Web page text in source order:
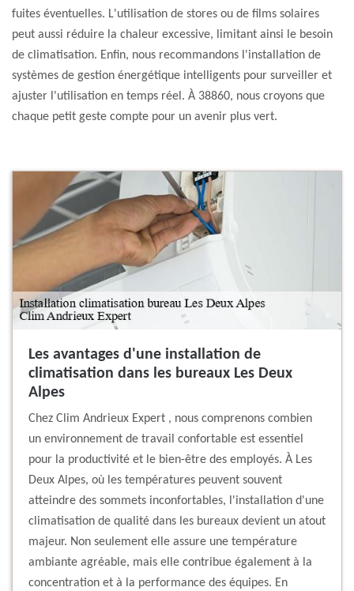
fuites éventuelles. L'utilisation de stores ou de films solaires
peut aussi réduire la chaleur excessive, limitant ainsi le besoin
de climatisation. Enfin, nous recommandons l'installation de
systèmes de gestion énergétique intelligents pour surveiller et
ajuster l'utilisation en temps réel. À 38860, nous croyons que
chaque petit geste compte pour un avenir plus vert.
Les avantages d'une installation de
climatisation dans les bureaux Les Deux
Alpes
Chez Clim Andrieux Expert , nous comprenons combien
un environnement de travail confortable est essentiel
pour la productivité et le bien-être des employés. À Les
Deux Alpes, où les températures peuvent souvent
atteindre des sommets inconfortables, l'installation d'une
climatisation de qualité dans les bureaux devient un atout
majeur. Non seulement elle assure une température
ambiante agréable, mais elle contribue également à la
concentration et à la performance des équipes. En